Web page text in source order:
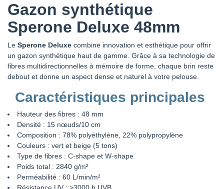
Gazon synthétique
Sperone Deluxe 48mm
Le Sperone Deluxe combine innovation et esthétique pour offrir
un gazon synthétique haut de gamme. Grâce à sa technologie de
fibres multidirectionnelles à mémoire de forme, chaque brin reste
debout et donne un aspect dense et naturel à votre pelouse.
Caractéristiques principales
Hauteur des fibres : 48 mm
Densité : 15 nœuds/10 cm
Composition : 78% polyéthylène, 22% polypropylène
Couleurs : vert et beige (5 tons)
Type de fibres : C-shape et W-shape
Poids total : 2840 g/m²
Perméabilité : 60 L/min/m²